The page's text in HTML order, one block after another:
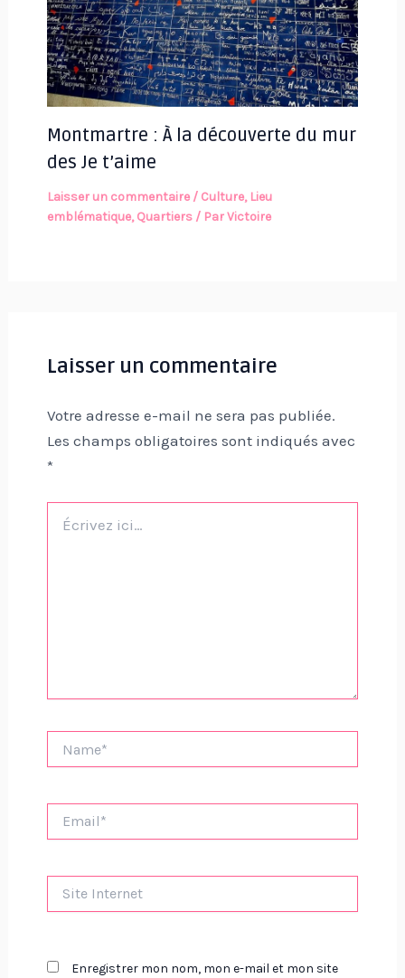
Montmartre : À la découverte du mur
des Je t’aime
Laisser un commentaire / Culture, Lieu
emblématique,Quartiers/ ParVictoire
Laisser un commentaire
Votre adresse e-mail ne sera pas publiée.
Les champs obligatoires sont indiqués avec
*
ici…
Internet
Enregistrer mon nom, mon e-mail et mon site